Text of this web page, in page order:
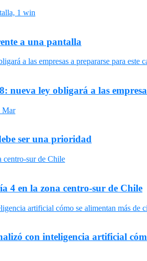
a una pantalla
nueva ley obligará a las
ser una prioridad
4 en la zona centro-sur de Chile
con inteligencia artificial